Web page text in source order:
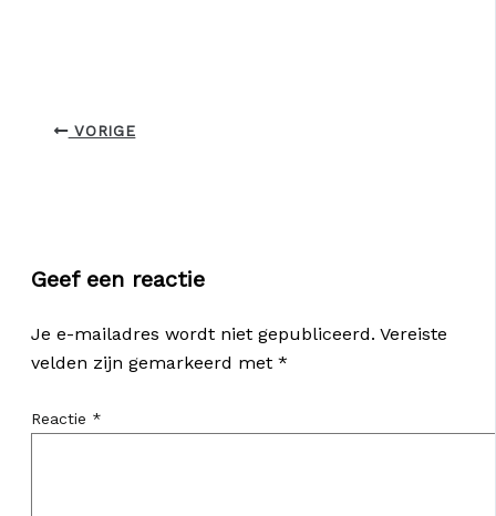
VORIGE
Geef een reactie
Je e-mailadres wordt niet gepubliceerd. Vereiste
velden zijn gemarkeerd met *
Reactie *